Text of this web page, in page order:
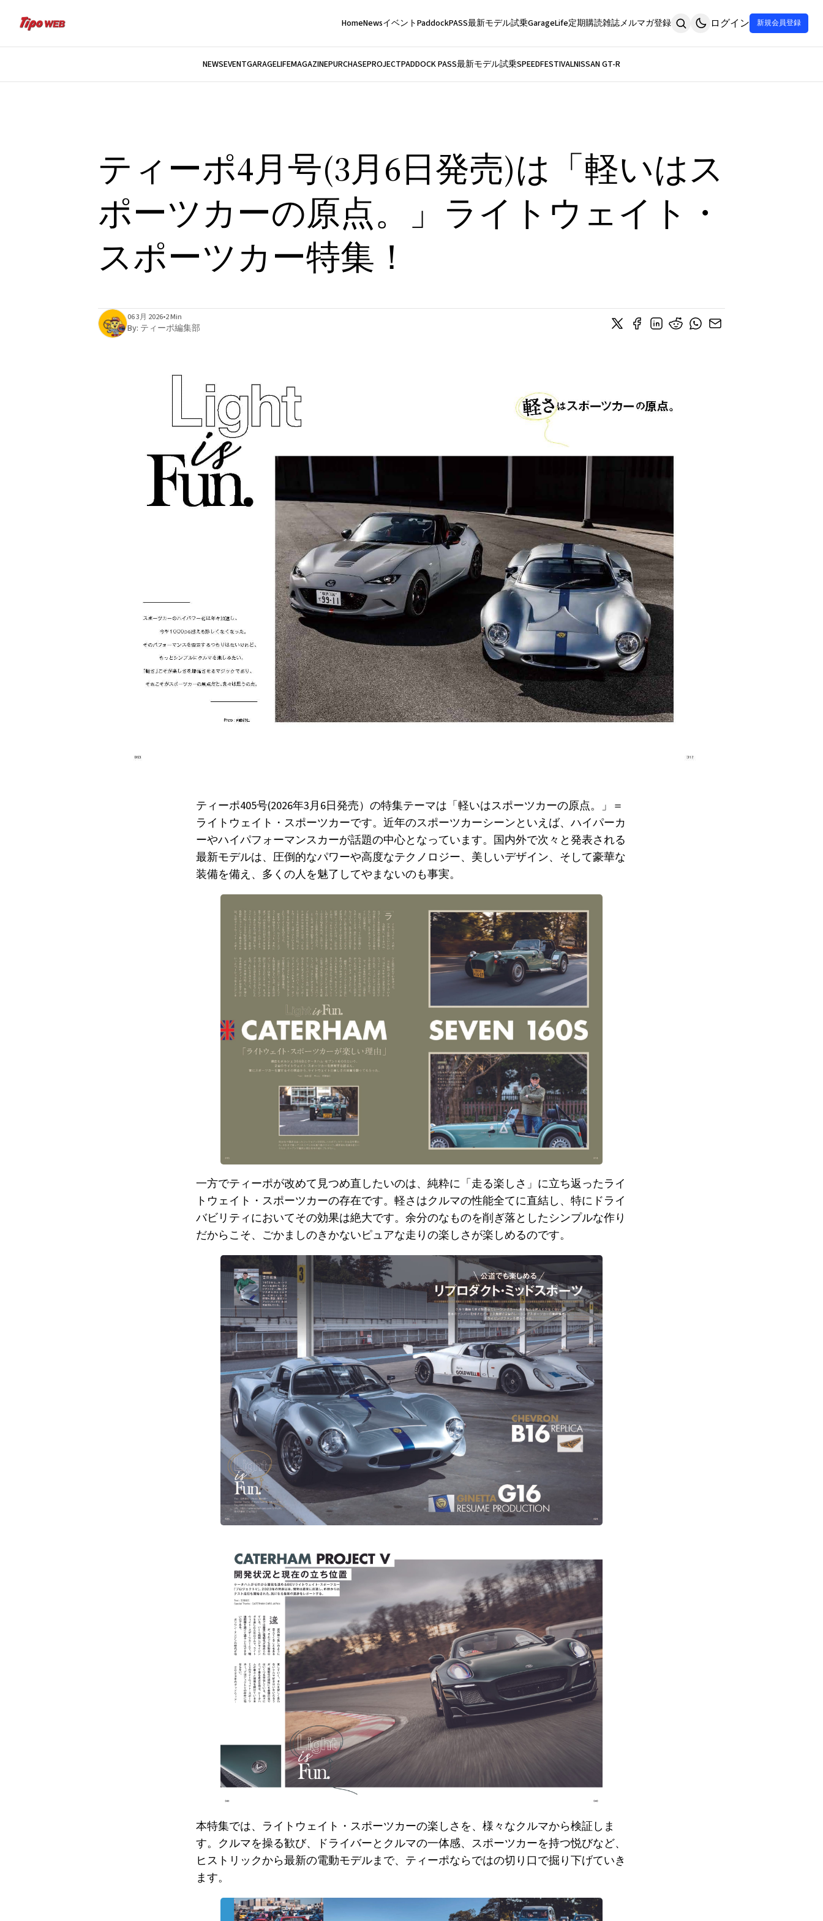
HomeNewsイベントPaddockPASS最新モデル試乗GarageLife定期購読雑誌メルマガ登録 ログイン 新規会員登録
NEWSEVENTGARAGELIFEMAGAZINEPURCHASEPROJECTPADDOCK PASS最新モデル試乗SPEEDFESTIVALNISSAN GT-R
ティーポ4月号(3月6日発売)は「軽いはス
ポーツカーの原点。」ライトウェイト・
スポーツカー特集！
06 3月 2026•2 Min
By: ティーポ編集部
ティーポ405号(2026年3月6日発売）の特集テーマは「軽いはスポーツカーの原点。」＝
ライトウェイト・スポーツカーです。近年のスポーツカーシーンといえば、ハイパーカ
ーやハイパフォーマンスカーが話題の中心となっています。国内外で次々と発表される
最新モデルは、圧倒的なパワーや高度なテクノロジー、美しいデザイン、そして豪華な
装備を備え、多くの人を魅了してやまないのも事実。
一方でティーポが改めて見つめ直したいのは、純粋に「走る楽しさ」に立ち返ったライ
トウェイト・スポーツカーの存在です。軽さはクルマの性能全てに直結し、特にドライ
バビリティにおいてその効果は絶大です。余分のなものを削ぎ落としたシンプルな作り
だからこそ、ごかましのきかないピュアな走りの楽しさが楽しめるのです。
本特集では、ライトウェイト・スポーツカーの楽しさを、様々なクルマから検証しま
す。クルマを操る歓び、ドライバーとクルマの一体感、スポーツカーを持つ悦びなど、
ヒストリックから最新の電動モデルまで、ティーポならではの切り口で掘り下げていき
ます。